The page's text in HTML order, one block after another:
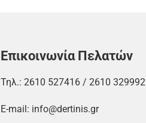
Επικοινωνία Πελατών
Τηλ.: 2610 527416 / 2610 329992
E-mail: info@dertinis.gr